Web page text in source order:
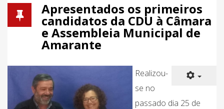
Apresentados os primeiros
candidatos da CDU à Câmara
e Assembleia Municipal de
Amarante
Realizou-
se no
passado dia 25 de